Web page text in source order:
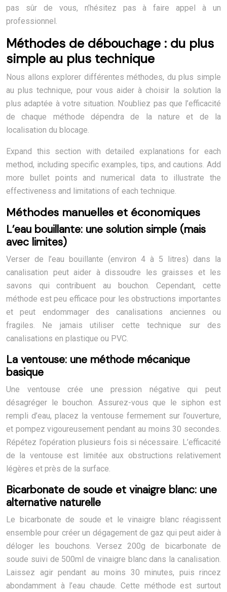
pas sûr de vous, n’hésitez pas à faire appel à un
professionnel.
Méthodes de débouchage : du plus
simple au plus technique
Nous allons explorer différentes méthodes, du plus simple
au plus technique, pour vous aider à choisir la solution la
plus adaptée à votre situation. N’oubliez pas que l’efficacité
de chaque méthode dépendra de la nature et de la
localisation du blocage.
Expand this section with detailed explanations for each
method, including specific examples, tips, and cautions. Add
more bullet points and numerical data to illustrate the
effectiveness and limitations of each technique.
Méthodes manuelles et économiques
L’eau bouillante: une solution simple (mais
avec limites)
Verser de l’eau bouillante (environ 4 à 5 litres) dans la
canalisation peut aider à dissoudre les graisses et les
savons qui contribuent au bouchon. Cependant, cette
méthode est peu efficace pour les obstructions importantes
et peut endommager des canalisations anciennes ou
fragiles. Ne jamais utiliser cette technique sur des
canalisations en plastique ou PVC.
La ventouse: une méthode mécanique
basique
Une ventouse crée une pression négative qui peut
désagréger le bouchon. Assurez-vous que le siphon est
rempli d’eau, placez la ventouse fermement sur l’ouverture,
et pompez vigoureusement pendant au moins 30 secondes.
Répétez l’opération plusieurs fois si nécessaire. L’efficacité
de la ventouse est limitée aux obstructions relativement
légères et près de la surface.
Bicarbonate de soude et vinaigre blanc: une
alternative naturelle
Le bicarbonate de soude et le vinaigre blanc réagissent
ensemble pour créer un dégagement de gaz qui peut aider à
déloger les bouchons. Versez 200g de bicarbonate de
soude suivi de 500ml de vinaigre blanc dans la canalisation.
Laissez agir pendant au moins 30 minutes, puis rincez
abondamment à l’eau chaude. Cette méthode est surtout